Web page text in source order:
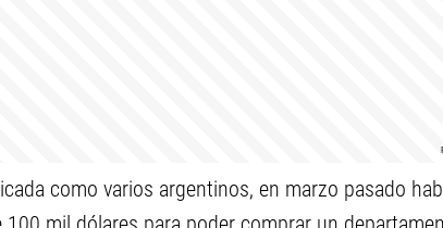
como varios argentinos, en marzo pasado